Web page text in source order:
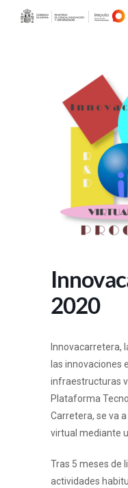
2020
Innovacarretera,
las innovaciones
infraestructuras
Plataforma
Carretera, se va
virtual mediante
Tras 5 meses de
actividades